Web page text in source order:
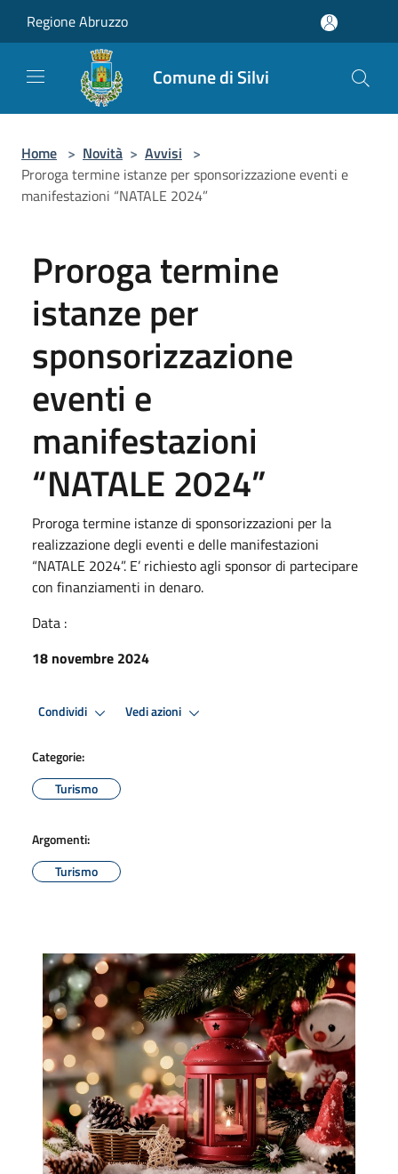
Regione Abruzzo
Comune di Silvi
Home > Novità > Avvisi >
Proroga termine istanze per sponsorizzazione eventi e
manifestazioni “NATALE 2024”
Proroga termine
istanze per
sponsorizzazione
eventi e
manifestazioni
“NATALE 2024”
Proroga termine istanze di sponsorizzazioni per la
realizzazione degli eventi e delle manifestazioni
“NATALE 2024”. E’ richiesto agli sponsor di partecipare
con finanziamenti in denaro.
Data :
18 novembre 2024
Condividi Vedi azioni
Categorie:
Turismo
Argomenti:
Turismo